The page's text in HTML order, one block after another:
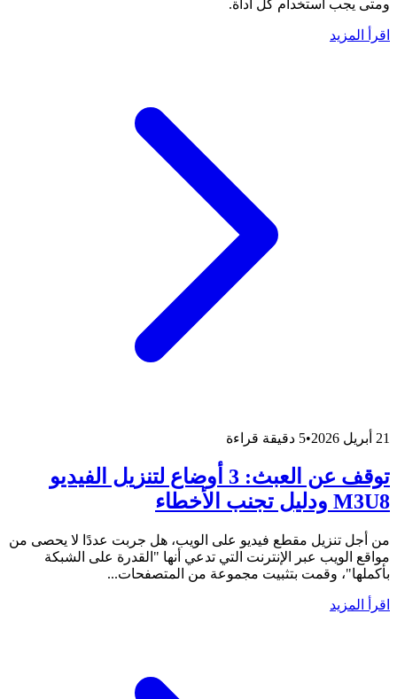
ومتى يجب استخدام كل أداة.
اقرأ المزيد
21 أبريل 2026 •5 دقيقة قراءة
توقف عن العبث: 3 أوضاع لتنزيل الفيديو
M3U8 ودليل تجنب الأخطاء
من أجل تنزيل مقطع فيديو على الويب، هل جربت عددًا لا يحصى من
مواقع الويب عبر الإنترنت التي تدعي أنها "القدرة على الشبكة
بأكملها"، وقمت بتثبيت مجموعة من المتصفحات...
اقرأ المزيد